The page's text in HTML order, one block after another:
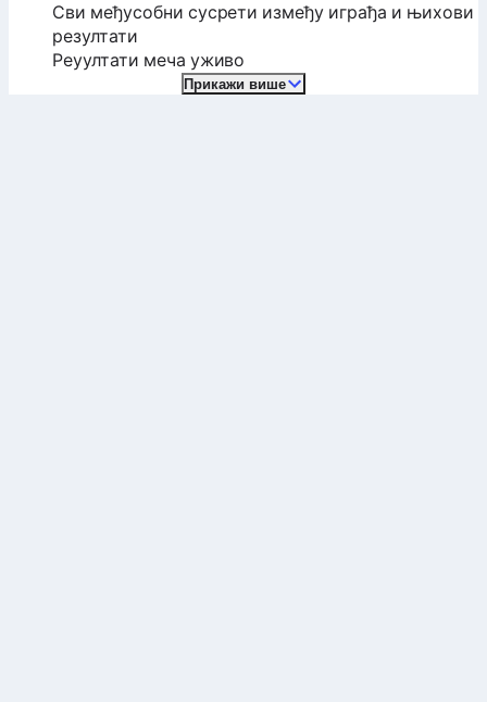
Сви међусобни сусрети између играђа и њихови
резултати
Реуултати меча уживо
Прикажи више